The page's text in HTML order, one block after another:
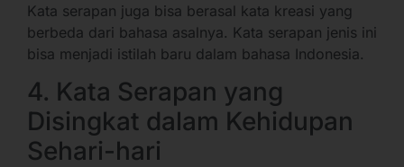
Kata serapan juga bisa berasal kata kreasi yang
berbeda dari bahasa asalnya. Kata serapan jenis ini
bisa menjadi istilah baru dalam bahasa Indonesia.
4. Kata Serapan yang
Disingkat dalam Kehidupan
Sehari-hari